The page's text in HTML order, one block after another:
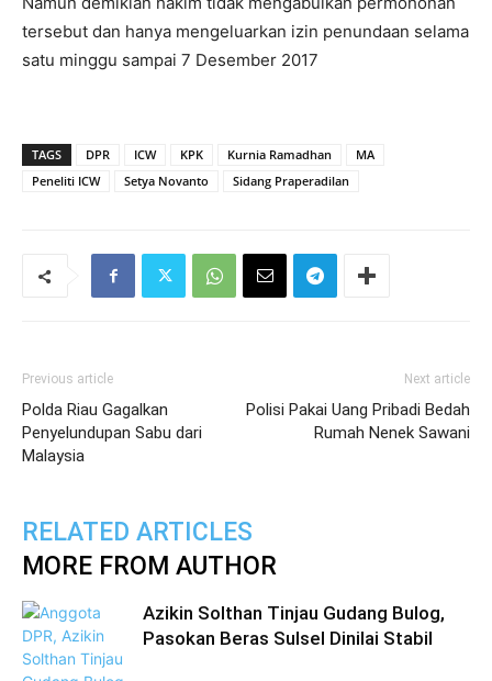
tersebut dan hanya mengeluarkan izin penundaan selama
satu minggu sampai 7 Desember 2017
TAGS DPR ICW KPK Kurnia Ramadhan
MA
Peneliti ICW
Setya Novanto Sidang Praperadilan
Previous article
Polda Riau Gagalkan
Penyelundupan Sabu dari
Malaysia
Next article
Polisi Pakai Uang Pribadi Bedah
Rumah Nenek Sawani
RELATED ARTICLES
MORE FROM AUTHOR
Azikin Solthan Tinjau Gudang Bulog,
Pasokan Beras Sulsel Dinilai Stabil